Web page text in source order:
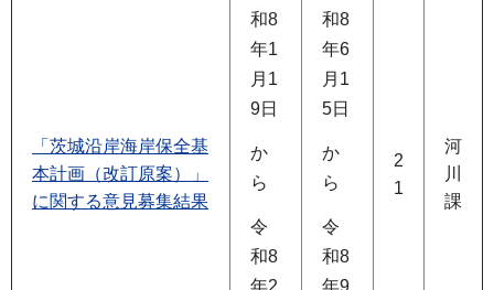
「茨城沿岸海岸保全基
本計画（改訂原案）」
に関する意見募集結果
和8
年1
月1
9日
か
ら
令
和8
年2
和8
年6
月1
5日
か
ら
令
和8
年9
2
1
河
川
課